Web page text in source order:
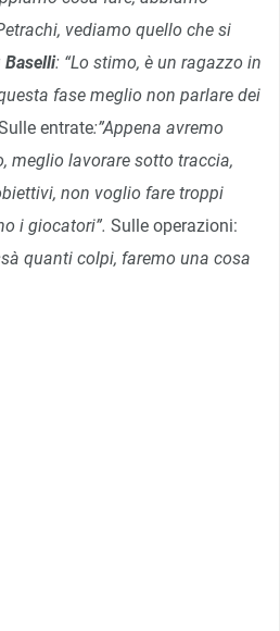
vediamo quello che si
Baselli: “Lo stimo, è un ragazzo in
fase meglio non parlare dei
entrate:”Appena avremo
meglio lavorare sotto traccia,
non voglio fare troppi
i giocatori”. Sulle operazioni:
quanti colpi, faremo una cosa